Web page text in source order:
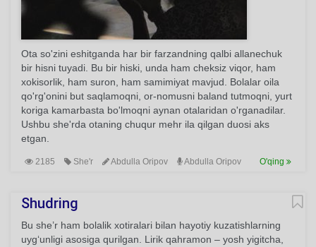
Ota so'zini eshitganda har bir farzandning qalbi allanechuk
bir hisni tuyadi. Bu bir hiski, unda ham cheksiz viqor, ham
xokisorlik, ham suron, ham samimiyat mavjud. Bolalar oila
qo'rg'onini but saqlamoqni, or-nomusni baland tutmoqni, yurt
koriga kamarbasta bo'lmoqni aynan otalaridan o'rganadilar.
Ushbu she'rda otaning chuqur mehr ila qilgan duosi aks
etgan.
2185 She'r Abdulla Oripov Abdulla Oripov O'qing
Shudring
Bu she’r ham bolalik xotiralari bilan hayotiy kuzatishlarning
uyg‘unligi asosiga qurilgan. Lirik qahramon – yosh yigitcha,